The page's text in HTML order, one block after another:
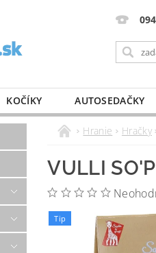
KOČÍKY AUTOSEDAČKY
VÝBAVA DO PÔRODNICE
KONTAKT
Hranie Hračky
VULLI
Tip